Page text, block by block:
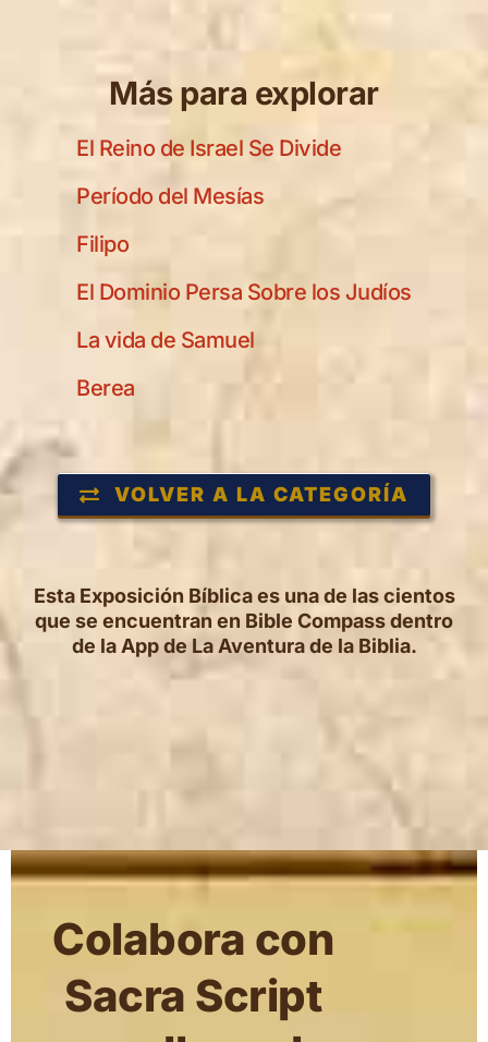
Más para explorar
El Reino de Israel Se Divide
Período del Mesías
Filipo
El Dominio Persa Sobre los Judíos
La vida de Samuel
Berea
VOLVER A LA CATEGORÍA
Esta Exposición Bíblica es una de las cientos
que se encuentran en Bible Compass dentro
de la App de La Aventura de la Biblia.
Colabora con
Sacra Script